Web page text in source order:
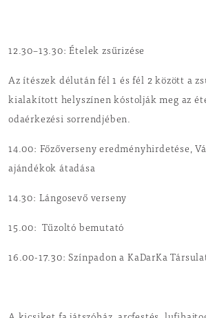
12.30–13.30: Ételek zsűrizése
Az ítészek délután fél 1 és fél 2 között a
kialakított helyszínen kóstolják meg az
odaérkezési sorrendjében.
14.00: Főzőverseny eredményhirdetése,
ajándékok átadása
14.30: Lángosevő verseny
15.00: Tűzoltó bemutató
16.00-17.30: Színpadon a KaDarKa